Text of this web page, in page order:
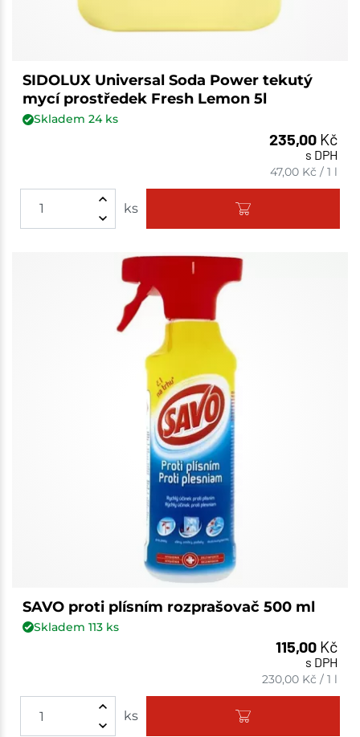
SIDOLUX Universal Soda Power tekutý
mycí prostředek Fresh Lemon 5l
Skladem 24ks
235,00 Kč
s DPH
47,00 Kč /1 l
ks
SAVO proti plísním rozprašovač 500 ml
Skladem 113ks
115,00 Kč
s DPH
230,00 Kč /1 l
ks